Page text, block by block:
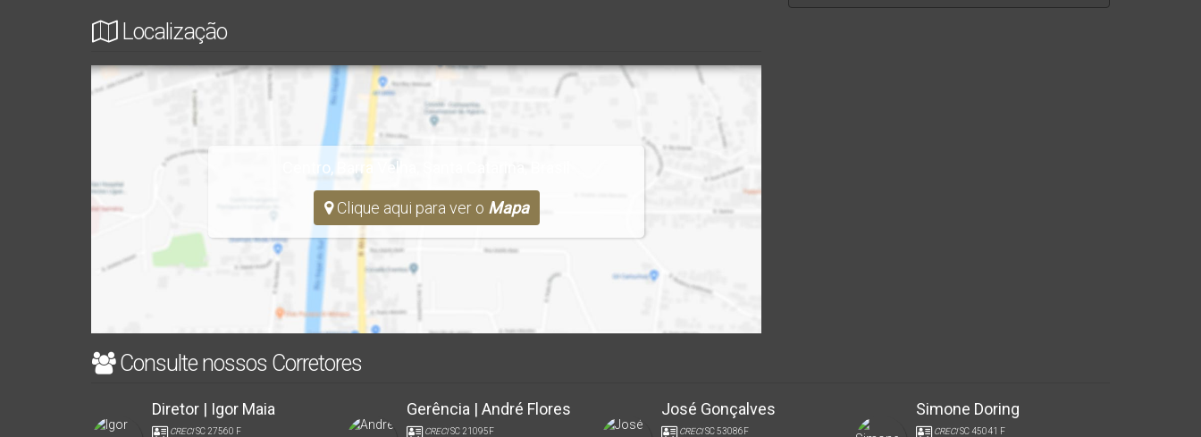
Localização
Centro, Barra Velha
Clique aqui para ver o Mapa
Consulte nossos Corretores
Diretor | Igor Maia
CRECISC 27560 F
Gerência | André Flores
CRECISC 21095F
José Gonçalves
CRECISC 53086F
Simone Doring
CRECISC 45041 F